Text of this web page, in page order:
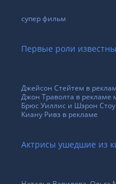
супер фильм
Первые роли
Джейсон Стейтем в
Джон Траволта в рекламе
Брюс Уиллис и Шэрон
Киану Ривз в рекламе
Актрисы ушедшие из